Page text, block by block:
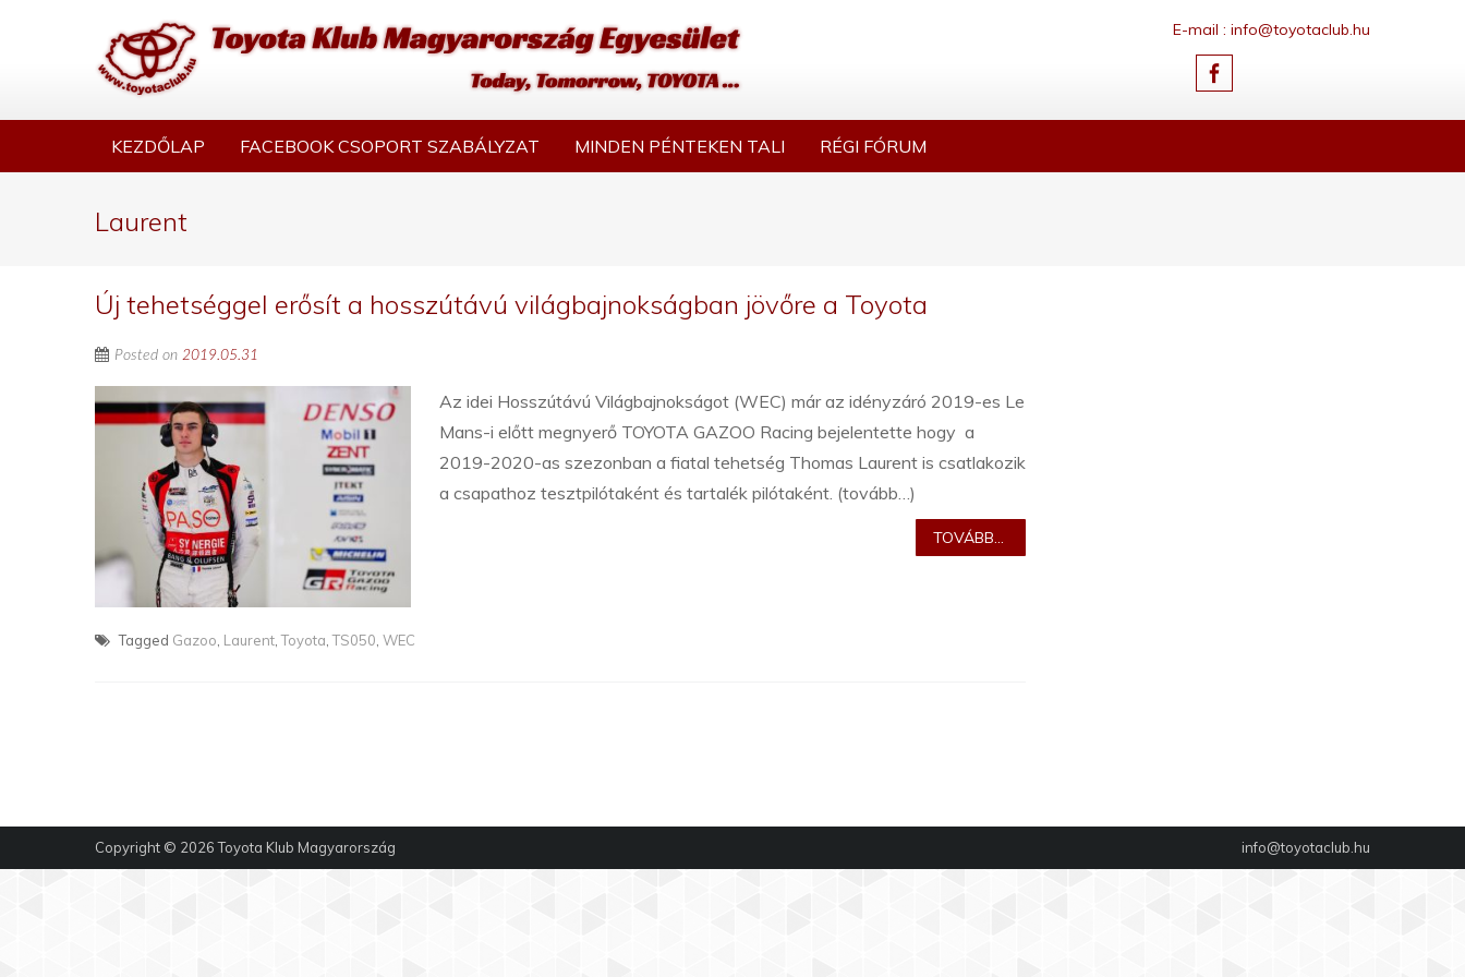
E-mail : info@toyotaclub.hu
KEZDŐLAP FACEBOOK CSOPORT SZABÁLYZAT MINDEN PÉNTEKEN TALI RÉGI FÓRUM
Laurent
Új tehetséggel erősít a hosszútávú világbajnokságban jövőre a Toyota
Posted on 2019.05.31
Az idei Hosszútávú Világbajnokságot (WEC) már az idényzáró 2019-es Le
Mans-i előtt megnyerő TOYOTA GAZOO Racing bejelentette hogy a
2019-2020-as szezonban a fiatal tehetség Thomas Laurent is csatlakozik
a csapathoz tesztpilótaként és tartalék pilótaként. (tovább…)
TOVÁBB...
Tagged Gazoo, Laurent,Toyota,TS050, WEC
info@toyotaclub.hu
Copyright © 2026Toyota Klub Magyarország